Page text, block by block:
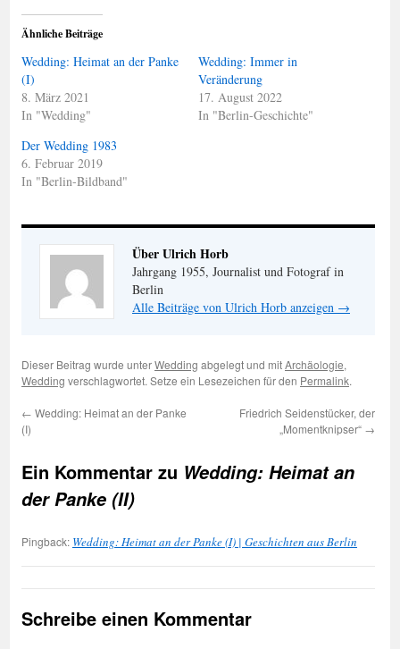
Ähnliche Beiträge
Wedding: Heimat an der Panke
(I)
8. März 2021
In "Wedding"
Wedding: Immer in
Veränderung
17. August 2022
In "Berlin-Geschichte"
Der Wedding 1983
6. Februar 2019
In "Berlin-Bildband"
Über Ulrich Horb
Jahrgang 1955, Journalist und Fotograf in
Berlin
Alle Beiträge von Ulrich Horb anzeigen →
Dieser Beitrag wurde unterWedding abgelegt und mitArchäologie,
Wedding verschlagwortet. Setze ein Lesezeichen für den Permalink.
← Wedding: Heimat an der Panke
(I)
Friedrich Seidenstücker, der
„Momentknipser“ →
Ein Kommentar zu Wedding: Heimat an
der Panke (II)
Pingback: Wedding: Heimat an der Panke (I) | Geschichten aus Berlin
Schreibe einen Kommentar